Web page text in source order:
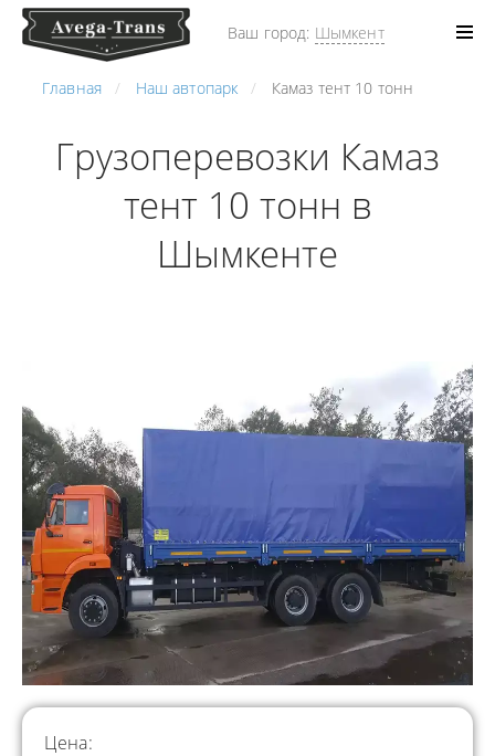
Ваш город: Шымкент
Главная Наш автопарк Камаз тент 10 тонн
Грузоперевозки Камаз
тент 10 тонн в
Шымкенте
Цена: